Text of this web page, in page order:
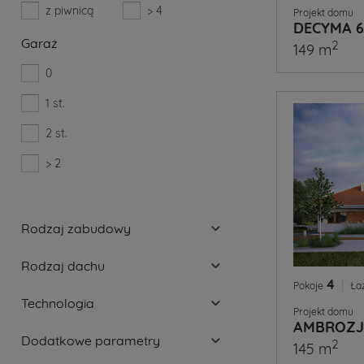
Projekt domu
DECYMA 6
149 m2
Pokoje 4
Projekt domu
145 m2
z piwnicą > 4
Garaż
0
1 st.
2 st.
> 2
Rodzaj zabudowy
Rodzaj dachu
Technologia
Dodatkowe parametry